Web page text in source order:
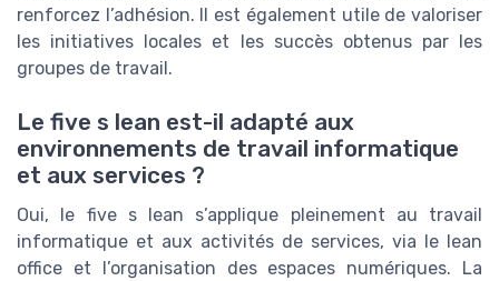
renforcez l’adhésion. Il est également utile de valoriser
les initiatives locales et les succès obtenus par les
groupes de travail.
Le five s lean est-il adapté aux
environnements de travail informatique
et aux services ?
Oui, le five s lean s’applique pleinement au travail
informatique et aux activités de services, via le lean
office et l’organisation des espaces numériques. La